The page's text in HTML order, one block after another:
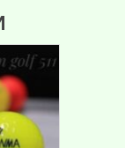
Nhà,
Dọn
Rẻ